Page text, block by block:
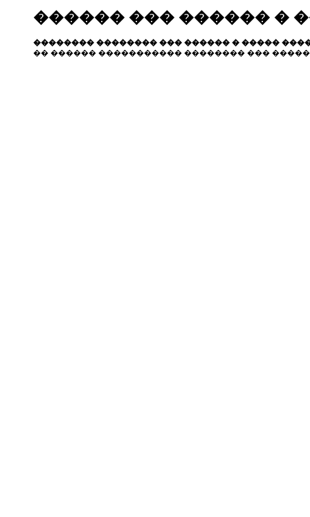
������ ��� ������ �
�������� �������� ��� ������ � �����
�� ������ ����������� �������� ���